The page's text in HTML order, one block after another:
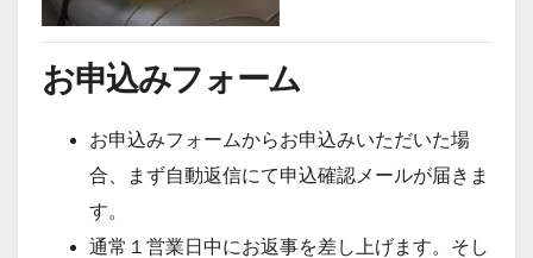
お申込みフォーム
お申込みフォームからお申込みいただいた場
合、まず自動返信にて申込確認メールが届きま
す。
通常１営業日中にお返事を差し上げます。そし